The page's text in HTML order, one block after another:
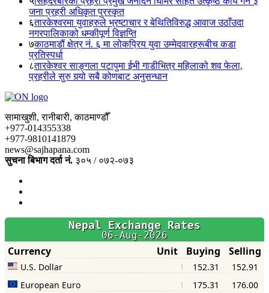
जना प्रहरी अधिकृत पुरस्कृत
६तारकेश्वरमा युवाहरुले भ्रष्टाचार र बेथितिविरुद्ध आवाज उठाँउदा
नगरपालिकाको धम्कीपूर्ण विज्ञप्ति
७काठमाडौं क्षेत्र नं. ६ मा लोकप्रिय युवा उम्मेदवारहरूबीच कडा
प्रतिस्पर्धा
८तारकेश्वर साङ्गला पटापुमा ईभी गाडीभित्र महिलाको शव फेला,
प्रहरीले सुरु गर्‍यो सबै कोणबाट अनुसन्धान
सामाखुशी, रानीबारी, काठमाण्डौँ
+977-014355338
+977-9810141879
news@sajhapana.com
सुचना बिभाग दर्ता नं. ३०५ / ०७२-०७३